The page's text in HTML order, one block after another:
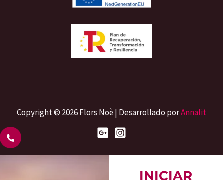
Copyright © 2026 Flors Noè | Desarrollado porAnnalit
INICIAR